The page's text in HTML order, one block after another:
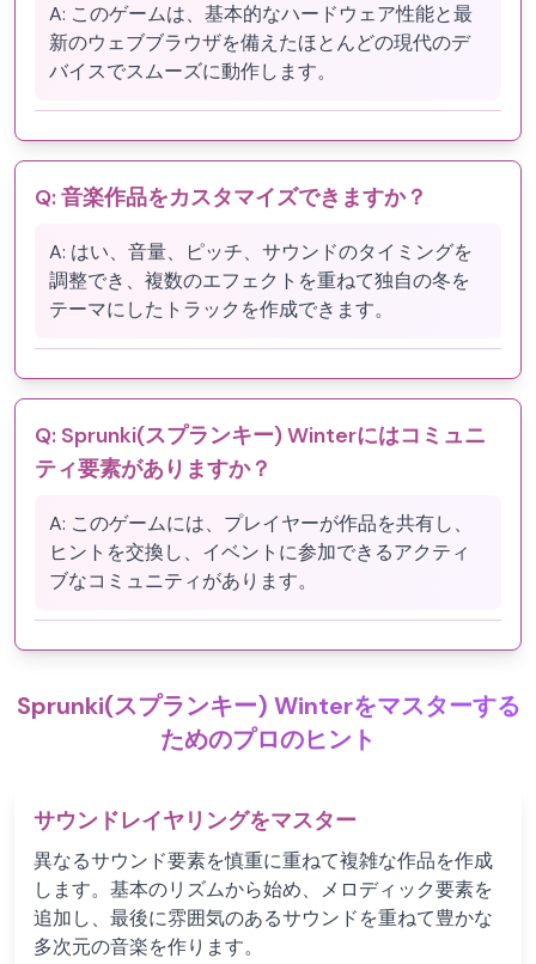
A: このゲームは、基本的なハードウェア性能と最
新のウェブブラウザを備えたほとんどの現代のデ
バイスでスムーズに動作します。
Q:音楽作品をカスタマイズできますか？
A: はい、音量、ピッチ、サウンドのタイミングを
調整でき、複数のエフェクトを重ねて独自の冬を
テーマにしたトラックを作成できます。
Q: Sprunki(スプランキー) Winterにはコミュニ
ティ要素がありますか？
A: このゲームには、プレイヤーが作品を共有し、
ヒントを交換し、イベントに参加できるアクティ
ブなコミュニティがあります。
Sprunki(スプランキー) Winterをマスターする
ためのプロのヒント
サウンドレイヤリングをマスター
異なるサウンド要素を慎重に重ねて複雑な作品を作成
します。基本のリズムから始め、メロディック要素を
追加し、最後に雰囲気のあるサウンドを重ねて豊かな
多次元の音楽を作ります。